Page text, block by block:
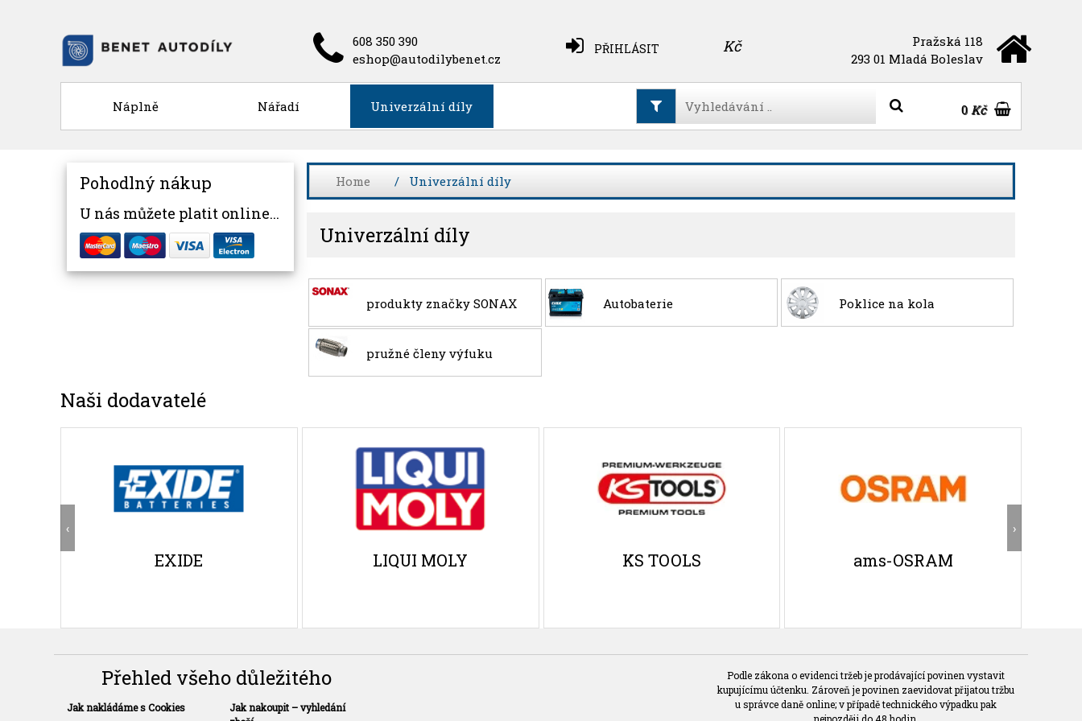
608 350 390
eshop@autodilybenet.cz
PŘIHLÁSIT Kč
Pražská 118
293 01 Mladá Boleslav
Náplně Nářadí Univerzální díly 0Kč
Pohodlný nákup
U nás můžete platit online...
Home Univerzální díly
Univerzální díly
produkty značky SONAX Autobaterie Poklice na kola
pružné členy výfuku
Naši dodavatelé
EXIDE LIQUI MOLY KS TOOLS ams-OSRAM
‹ ›
Přehled všeho důležitého
Jak nakládáme s Cookies
Jak nakoupit – vyhledání
Podle zákona o evidenci tržeb je prodávající povinen vystavit
kupujícímu účtenku. Zároveň je povinen zaevidovat přijatou tržbu
u správce daně online; v případě technického výpadku pak